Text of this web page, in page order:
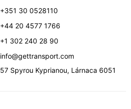
+351 30 0528110
+44 20 4577 1766
+1 302 240 28 90
info@gettransport.com
57 Spyrou Kyprianou, Lárnaca 6051